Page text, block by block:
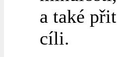
a také
cíli.